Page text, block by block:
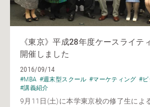
《東京》平成28年度ケースライテ
開催しました
2016/09/14
#MBA #週末型スクール #マーケティング #ビ
#講義紹介
9月11日(土)に本学東京校の修了生によ